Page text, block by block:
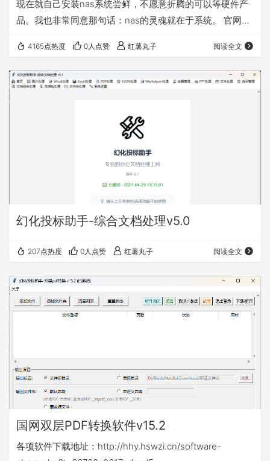
现在就自己安装nas系统尝鲜，不愿意折腾的可以等硬件产
品。我也非常同意那句话：nas的灵魂就在于系统。 官网：
https://help.fnnas.com/articles/fnosV1/start/install-
os.md 先对这款nas系统做个简单介绍，因为公测版本是
0.8.11，所以是会慢慢完善的，需要使用的必须备份好自己
4165点热度 0人点赞 红薯丸子 阅读全文
幻化投标助手-综合文档处理v5.0
207点热度 0人点赞 红薯丸子 阅读全文
国网双层PDF转换软件v15.2
各项软件下载地址：http://hhy.hswzi.cn/software-